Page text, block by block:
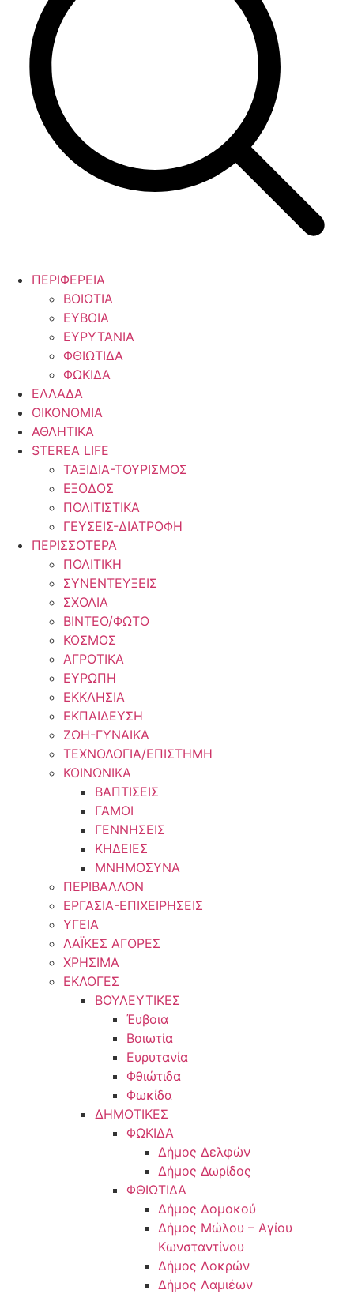
ΠΕΡΙΦΕΡΕΙΑ
ΒΟΙΩΤΙΑ
ΕΥΒΟΙΑ
ΕΥΡΥΤΑΝΙΑ
ΦΘΙΩΤΙΔΑ
ΦΩΚΙΔΑ
ΕΛΛΑΔΑ
ΟΙΚΟΝΟΜΙΑ
ΑΘΛΗΤΙΚΑ
STEREA LIFE
ΤΑΞΙΔΙΑ-ΤΟΥΡΙΣΜΟΣ
ΕΞΟΔΟΣ
ΠΟΛΙΤΙΣΤΙΚΑ
ΓΕΥΣΕΙΣ-ΔΙΑΤΡΟΦΗ
ΠΕΡΙΣΣΟΤΕΡΑ
ΠΟΛΙΤΙΚΗ
ΣΥΝΕΝΤΕΥΞΕΙΣ
ΣΧΟΛΙΑ
ΒΙΝΤΕΟ/ΦΩΤΟ
ΚΟΣΜΟΣ
ΑΓΡΟΤΙΚΑ
ΕΥΡΩΠΗ
ΕΚΚΛΗΣΙΑ
ΕΚΠΑΙΔΕΥΣΗ
ΖΩΗ-ΓΥΝΑΙΚΑ
ΤΕΧΝΟΛΟΓΙΑ/ΕΠΙΣΤΗΜΗ
ΚΟΙΝΩΝΙΚΑ
ΒΑΠΤΙΣΕΙΣ
ΓΑΜΟΙ
ΓΕΝΝΗΣΕΙΣ
ΚΗΔΕΙΕΣ
ΜΝΗΜΟΣΥΝΑ
ΠΕΡΙΒΑΛΛΟΝ
ΕΡΓΑΣΙΑ-ΕΠΙΧΕΙΡΗΣΕΙΣ
ΥΓΕΙΑ
ΛΑΪΚΕΣ ΑΓΟΡΕΣ
ΧΡΗΣΙΜΑ
ΕΚΛΟΓΕΣ
ΒΟΥΛΕΥΤΙΚΕΣ
Έυβοια
Βοιωτία
Ευρυτανία
Φθιώτιδα
Φωκίδα
ΔΗΜΟΤΙΚΕΣ
ΦΩΚΙΔΑ
Δήμος Δελφών
Δήμος Δωρίδος
ΦΘΙΩΤΙΔΑ
Δήμος Δομοκού
Δήμος Μώλου – Αγίου
Κωνσταντίνου
Δήμος Λοκρών
Δήμος Λαμιέων